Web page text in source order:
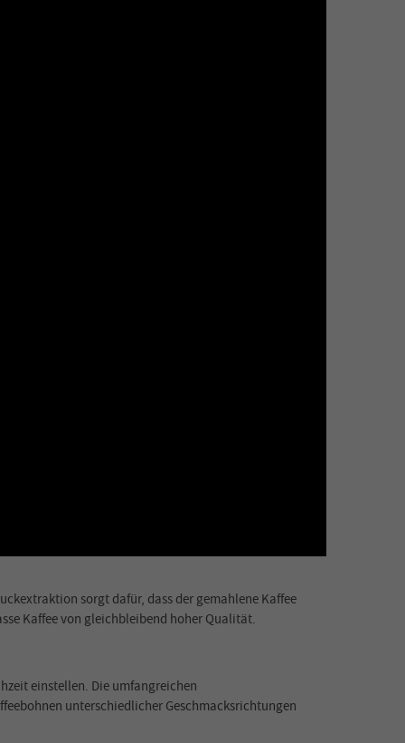
sorgt dafür, dass der gemahlene Kaffee
Kaffee von gleichbleibend hoher Qualität.
einstellen. Die umfangreichen
unterschiedlicher Geschmacksrichtungen